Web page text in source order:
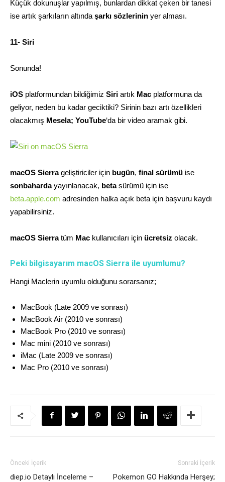
Küçük dokunuşlar yapılmış, bunlardan dikkat çeken bir tanesi
ise artık şarkıların altında şarkı sözlerinin yer alması.
11- Siri
Sonunda!
iOS platformundan bildiğimiz Siri artık Mac platformuna da
geliyor, neden bu kadar geciktiki? Sirinin bazı artı özellikleri
olacakmış Mesela; YouTube‘da bir video aramak gibi.
macOS Sierrageliştiriciler için bugün, final sürümü ise
sonbahardayayınlanacak, betasürümü için ise
beta.apple.com adresinden halka açık beta için başvuru kaydı
yapabilirsiniz.
macOS Sierratüm Mac kullanıcıları için ücretsiz olacak.
Peki bilgisayarım macOS Sierra ile uyumlumu?
Hangi Maclerin uyumlu olduğunu sorarsanız;
MacBook (Late 2009 ve sonrası)
MacBook Air (2010 ve sonrası)
MacBook Pro (2010 ve sonrası)
Mac mini (2010 ve sonrası)
iMac (Late 2009 ve sonrası)
Mac Pro (2010 ve sonrası)
Önceki İçerik
diep.io Detaylı İnceleme –
Sonraki İçerik
Pokemon GO Hakkında Herşey;